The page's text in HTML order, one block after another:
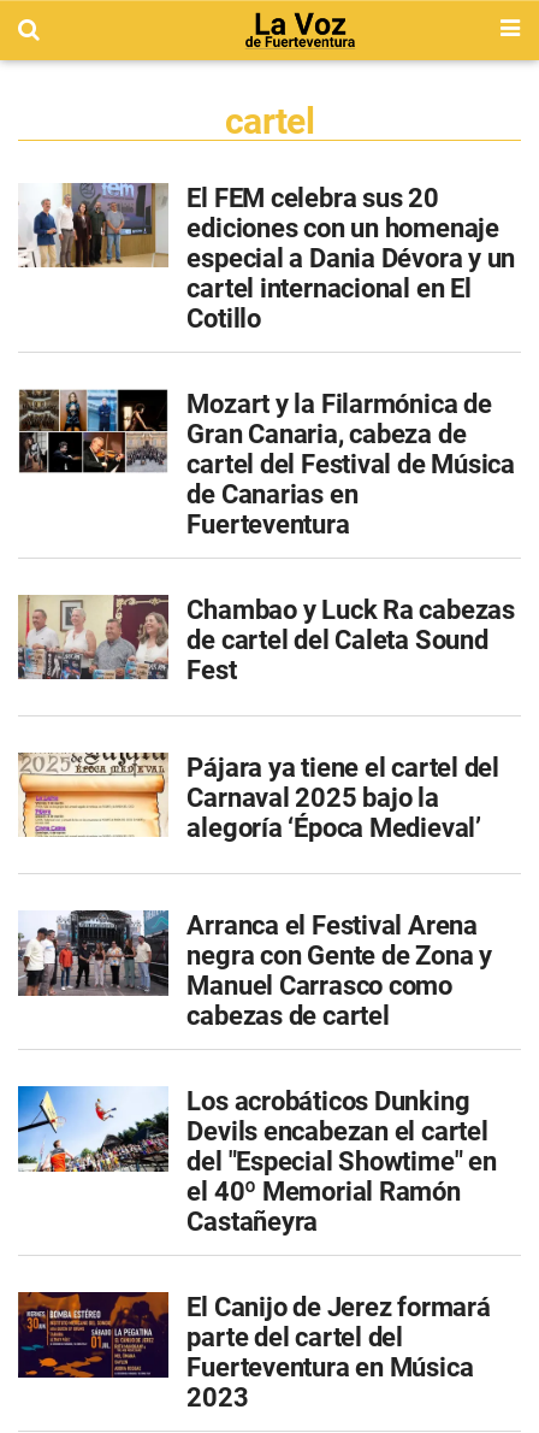
cartel
El FEM celebra sus 20
ediciones con un homenaje
especial a Dania Dévora y un
cartel internacional en El
Cotillo
Mozart y la Filarmónica de
Gran Canaria, cabeza de
cartel del Festival de Música
de Canarias en
Fuerteventura
Chambao y Luck Ra cabezas
de cartel del Caleta Sound
Fest
Pájara ya tiene el cartel del
Carnaval 2025 bajo la
alegoría ‘Época Medieval’
Arranca el Festival Arena
negra con Gente de Zona y
Manuel Carrasco como
cabezas de cartel
Los acrobáticos Dunking
Devils encabezan el cartel
del "Especial Showtime" en
el 40º Memorial Ramón
Castañeyra
El Canijo de Jerez formará
parte del cartel del
Fuerteventura en Música
2023